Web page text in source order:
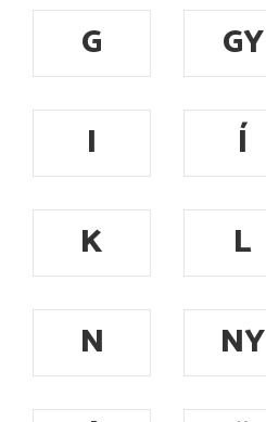
G GY
I
Í
K
L
N
NY